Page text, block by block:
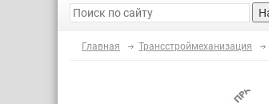
Главная Трансстроймеханизация